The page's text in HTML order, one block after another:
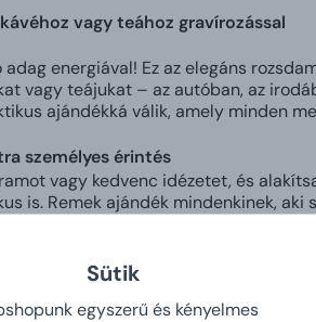
Sütik
egyszerű és kényelmes
vagy teához gravírozással
energiával! Ez az elegáns
vagy teájukat – az autóban, az
ajándékká válik, amely minden
személyes érintés
vagy kedvenc idézetet, és
is. Remek ajándék mindenkinek, aki
anyag
acélból készült, amely
ellentétben nem törik el, és